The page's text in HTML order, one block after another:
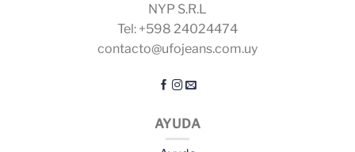
NYP S.R.L
Tel: +598 24024474
contacto@ufojeans.com.uy
AYUDA